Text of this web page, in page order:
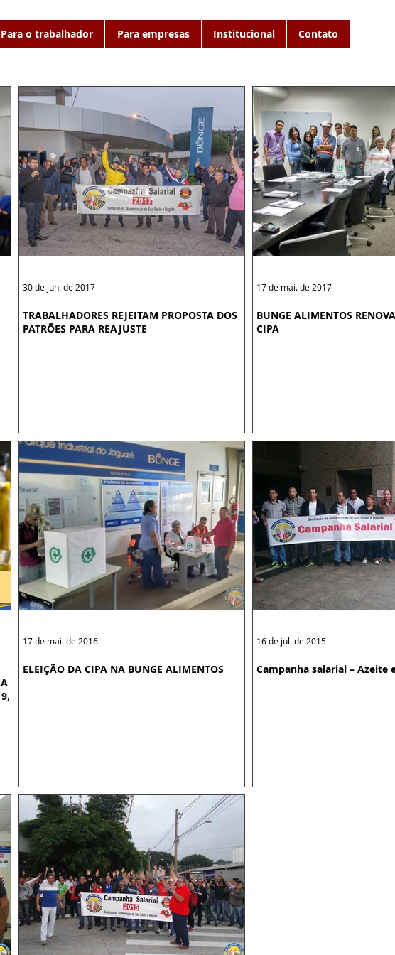
Para o trabalhador Para empresas Institucional Contato
TRABALHADORES REJEITAM PROPOSTA DOS
PATRÕES PARA REAJUSTE
30 de jun. de 2017
BUNGE ALIMENTOS
CIPA
17 de mai. de 2017
ELEIÇÃO DA CIPA NA BUNGE ALIMENTOS
17 de mai. de 2016
Campanha salarial – Azeite
16 de jul. de 2015